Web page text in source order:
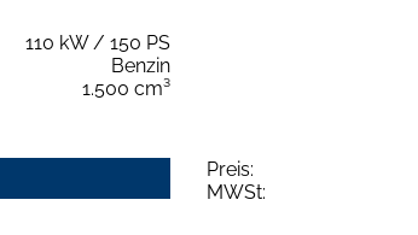
110 kW / 150 PS
Benzin
1.500 cm³
Preis:
MWSt: